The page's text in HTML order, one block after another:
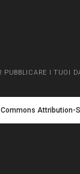
PUBBLICARE I TUOI
Attribution-